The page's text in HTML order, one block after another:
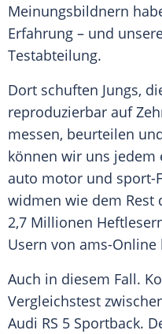
Meinungsbildnern
Erfahrung – und
Testabteilung.
Dort schuften Jungs,
reproduzierbar auf
messen, beurteilen
können wir uns jedem
auto motor und sport-
widmen wie dem Rest
2,7 Millionen
Usern von ams-Online
Auch in diesem Fall.
Vergleichstest
Audi RS 5 Sportback.